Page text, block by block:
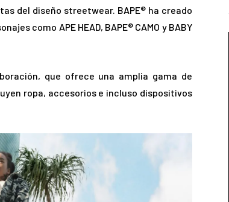
del diseño streetwear. BAPE® ha creado
como APE HEAD, BAPE® CAMO y BABY
que ofrece una amplia gama de
ropa, accesorios e incluso dispositivos